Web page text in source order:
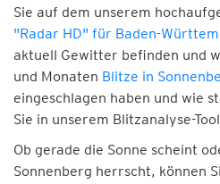
Sie auf dem unserem
"Radar HD" für Baden-
aktuell Gewitter befinden und
und Monaten Blitze in
eingeschlagen haben und wie
Sie in unserem Blitzanalyse-
Ob gerade die Sonne scheint
Sonnenberg herrscht, können